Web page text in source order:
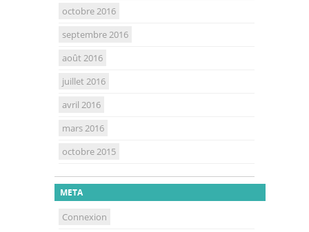
octobre 2016
septembre 2016
août 2016
juillet 2016
avril 2016
mars 2016
octobre 2015
META
Connexion